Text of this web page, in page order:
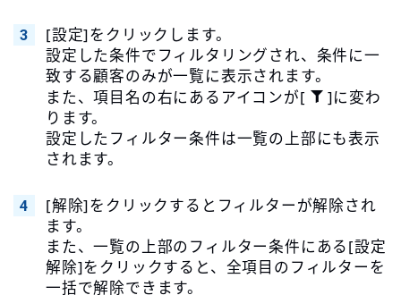
[設定]をクリックします。
設定した条件でフィルタリングされ、条件に一
致する顧客のみが一覧に表示されます。
また、項目名の右にあるアイコンが[
]に変わ
ります。
設定したフィルター条件は一覧の上部にも表示
されます。
[解除]をクリックするとフィルターが解除され
ます。
また、一覧の上部のフィルター条件にある[設定
解除]をクリックすると、全項目のフィルターを
一括で解除できます。